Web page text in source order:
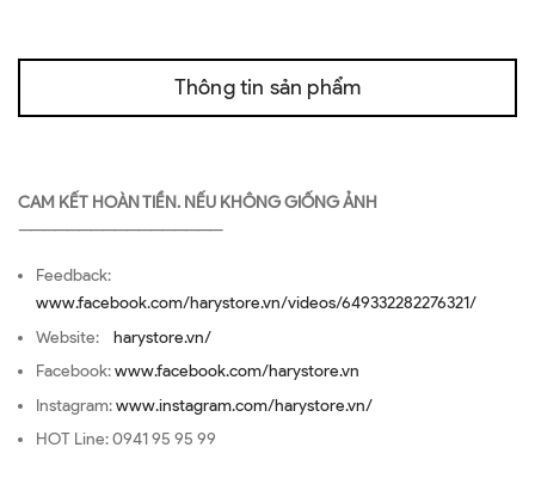
Thông tin sản phẩm
CAM KẾT HOÀN TIỀN. NẾU KHÔNG GIỐNG ẢNH
—————————————————
Feedback:
www.facebook.com/harystore.vn/videos/649332282276321/
Website: harystore.vn/
Facebook:www.facebook.com/harystore.vn
Instagram:www.instagram.com/harystore.vn/
HOT Line: 0941 95 95 99